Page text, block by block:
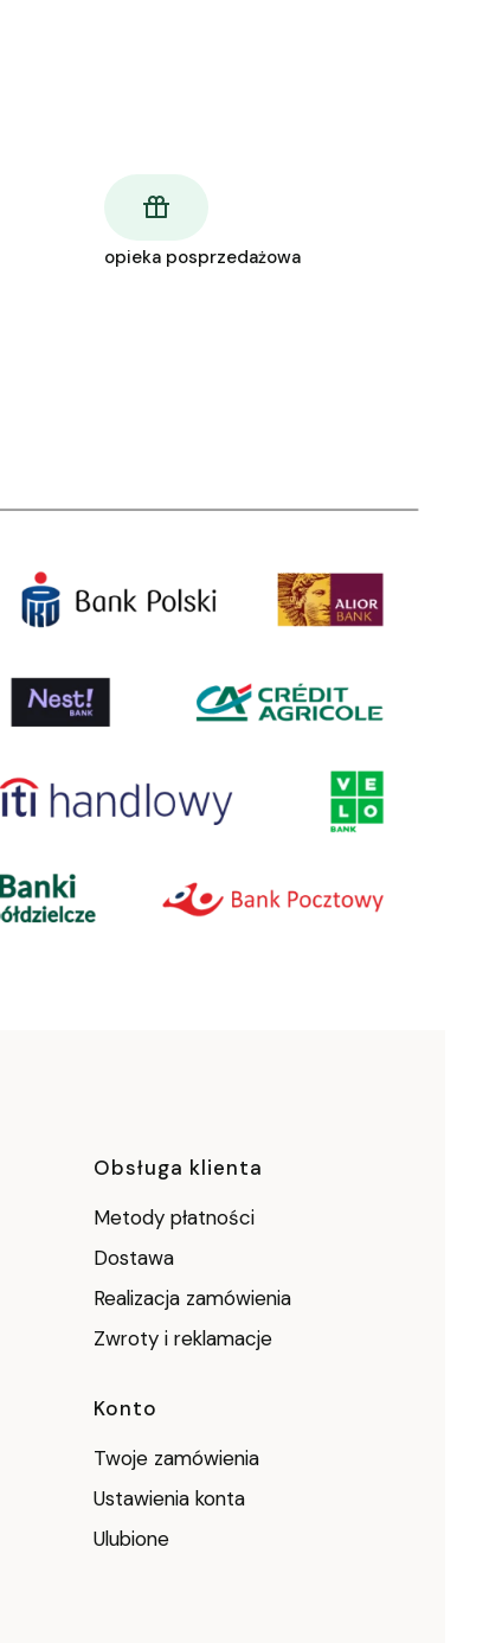
opieka posprzedażowa
Obsługa klienta
Metody płatności
Dostawa
Realizacja zamówienia
Zwroty i reklamacje
Konto
Twoje zamówienia
Ustawienia konta
Ulubione